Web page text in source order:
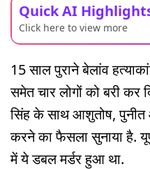
Quick AI
Click here to view more
15 साल पुराने बेलांव
समेत चार लोगों को बरी कर
सिंह के साथ आशुतोष, पुनीत
करने का फैसला सुनाया है.
में ये डबल मर्डर हुआ था.